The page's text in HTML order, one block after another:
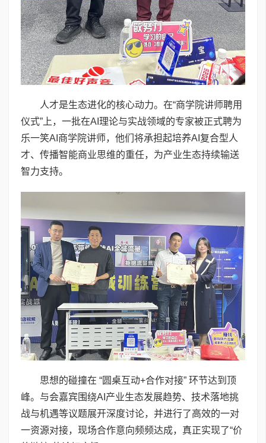
人才是生态进化的核心动力。在“商学院讲师聘用
仪式”上，一批在AI理论与实战领域的专家被正式聘为
乐一笑AI商学院讲师，他们将承担起培养AI复合型人
才、传播智能商业思维的重任，为产业生态持续输送
智力支持。
思想的碰撞在 “圆桌互动+合作对接” 环节达到顶
峰。与会嘉宾围绕AI产业生态发展趋势、技术落地挑
战与机遇等议题展开深度讨论，并进行了高效的一对
一资源对接，现场合作意向频频达成，真正实现了“价